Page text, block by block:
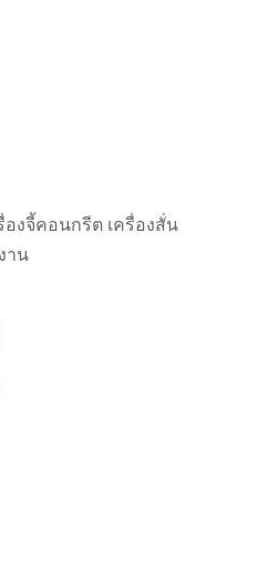
องจี้คอนกรีต เครื่องสั่น
าน